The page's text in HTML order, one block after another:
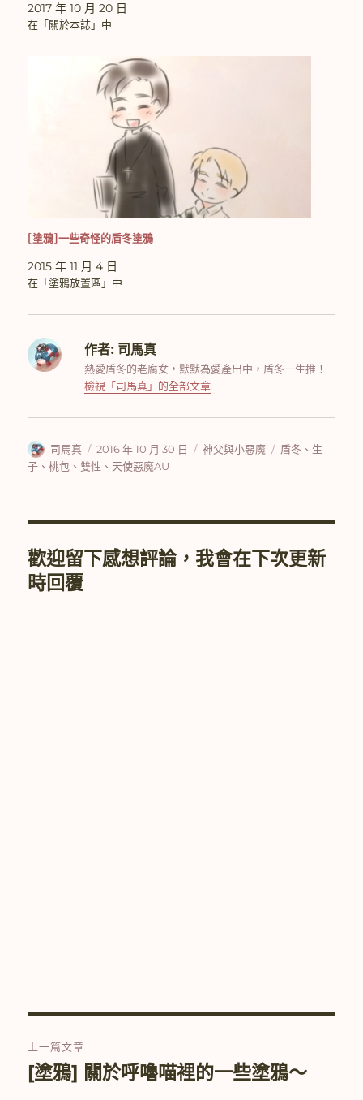
2017 年 10 月 20 日
在「關於本誌」中
[塗鴉]一些奇怪的盾冬塗鴉
2015 年 11 月 4 日
在「塗鴉放置區」中
作者: 司馬真
熱愛盾冬的老腐女，默默為愛產出中，盾冬一生推！
檢視「司馬真」的全部文章
作
者
司馬真
發
佈
2016 年 10 月 30 日
分
神父與小惡魔
標
盾冬 、 生
子 、桃包 、雙性 、 天使惡魔AU
歡迎留下感想評論，我會在下次更新
時回覆
章
上一篇文章
上
[塗鴉] 關於呼嚕喵裡的一些塗鴉～